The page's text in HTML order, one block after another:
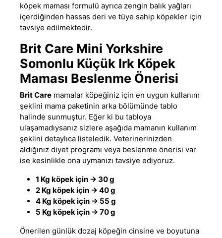
köpek maması formulü ayrıca zengin balık yağları
içerdiğinden hassas deri ve tüye sahip köpekler için
tavsiye edilmektedir.
Brit Care Mini Yorkshire
Somonlu Küçük Irk Köpek
Maması Beslenme Önerisi
Brit Care mamalar köpeğiniz için en uygun kullanım
şeklini mama paketinin arka bölümünde tablo
halinde sunmuştur. Eğer ki bu tabloya
ulaşamadıysanız sizlere aşağıda mamanın kullanım
şeklini detaylıca listeledik. Veterinerinizden
aldığınız diyet programı veya beslenme önerisi var
ise kesinlikle ona uymanızı tavsiye ediyoruz.
1 Kg köpek için -> 30 g
2 Kg köpek için -> 40 g
4 Kg köpek için -> 55 g
5 Kg köpek için -> 70 g
Önerilen günlük dozaj köpeğin cinsine ve boyutuna